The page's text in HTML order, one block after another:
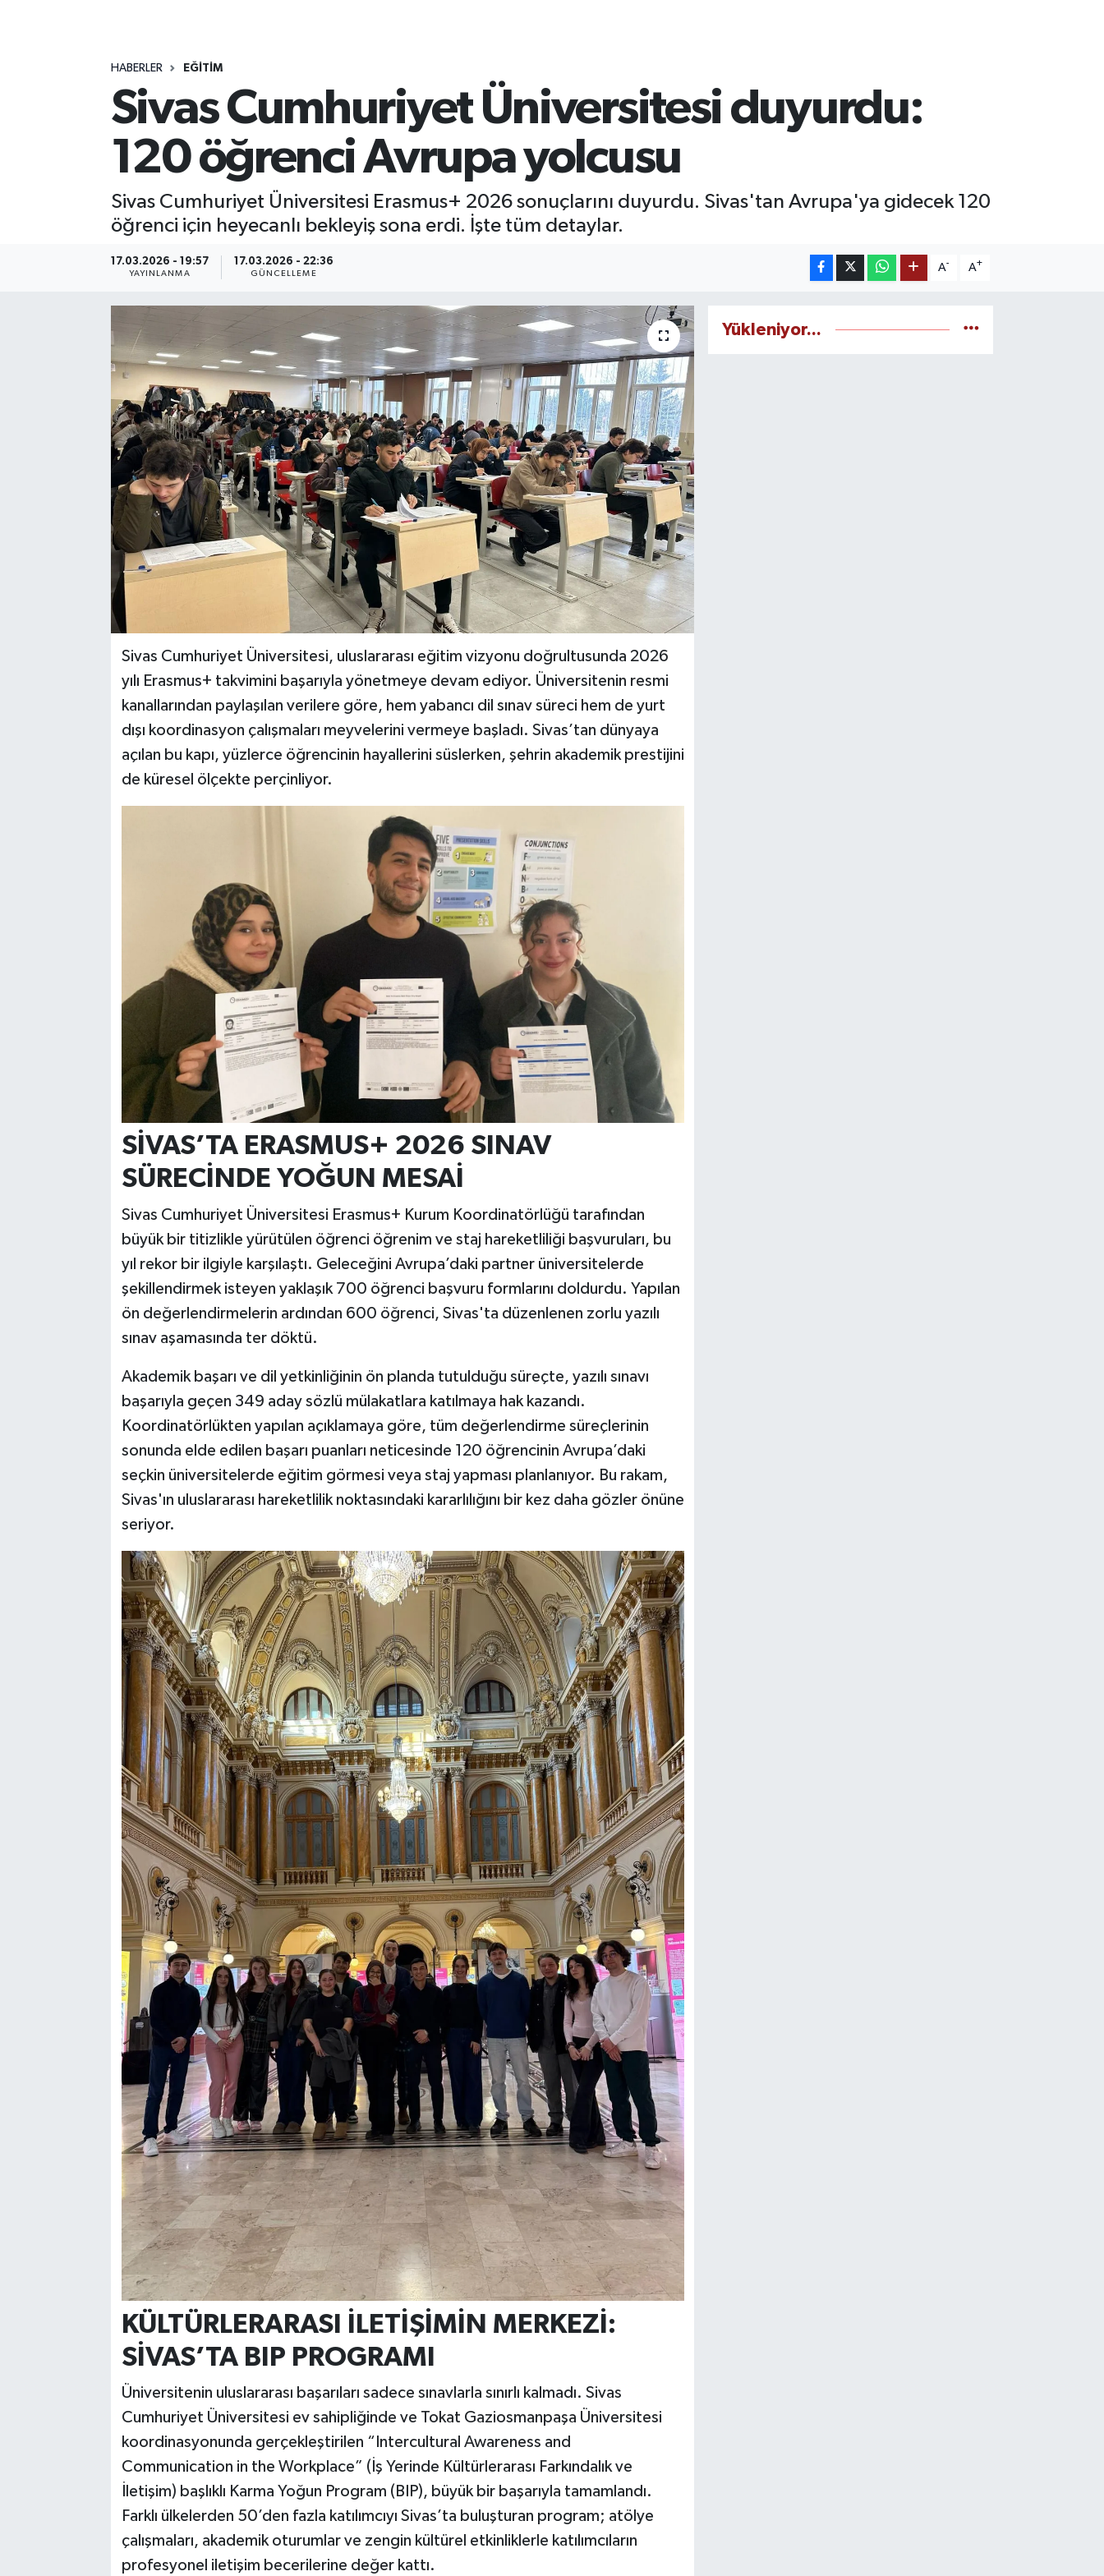
HABERLER EĞİTİM
Sivas Cumhuriyet Üniversitesi duyurdu:
120 öğrenci Avrupa yolcusu
Sivas Cumhuriyet Üniversitesi Erasmus+ 2026 sonuçlarını duyurdu. Sivas'tan Avrupa'ya gidecek 120
öğrenci için heyecanlı bekleyiş sona erdi. İşte tüm detaylar.
17.03.2026 - 19:57
YAYINLANMA
17.03.2026 - 22:36
GÜNCELLEME
A- A+
Sivas Cumhuriyet Üniversitesi, uluslararası eğitim vizyonu doğrultusunda 2026
yılı Erasmus+ takvimini başarıyla yönetmeye devam ediyor. Üniversitenin resmi
kanallarından paylaşılan verilere göre, hem yabancı dil sınav süreci hem de yurt
dışı koordinasyon çalışmaları meyvelerini vermeye başladı. Sivas’tan dünyaya
açılan bu kapı, yüzlerce öğrencinin hayallerini süslerken, şehrin akademik prestijini
de küresel ölçekte perçinliyor.
SİVAS’TA ERASMUS+ 2026 SINAV
SÜRECİNDE YOĞUN MESAİ
Sivas Cumhuriyet Üniversitesi Erasmus+ Kurum Koordinatörlüğü tarafından
büyük bir titizlikle yürütülen öğrenci öğrenim ve staj hareketliliği başvuruları, bu
yıl rekor bir ilgiyle karşılaştı. Geleceğini Avrupa’daki partner üniversitelerde
şekillendirmek isteyen yaklaşık 700 öğrenci başvuru formlarını doldurdu. Yapılan
ön değerlendirmelerin ardından 600 öğrenci, Sivas'ta düzenlenen zorlu yazılı
sınav aşamasında ter döktü.
Akademik başarı ve dil yetkinliğinin ön planda tutulduğu süreçte, yazılı sınavı
başarıyla geçen 349 aday sözlü mülakatlara katılmaya hak kazandı.
Koordinatörlükten yapılan açıklamaya göre, tüm değerlendirme süreçlerinin
sonunda elde edilen başarı puanları neticesinde 120 öğrencinin Avrupa’daki
seçkin üniversitelerde eğitim görmesi veya staj yapması planlanıyor. Bu rakam,
Sivas'ın uluslararası hareketlilik noktasındaki kararlılığını bir kez daha gözler önüne
seriyor.
KÜLTÜRLERARASI İLETİŞİMİN MERKEZİ:
SİVAS’TA BIP PROGRAMI
Üniversitenin uluslararası başarıları sadece sınavlarla sınırlı kalmadı. Sivas
Cumhuriyet Üniversitesi ev sahipliğinde ve Tokat Gaziosmanpaşa Üniversitesi
koordinasyonunda gerçekleştirilen “Intercultural Awareness and
Communication in the Workplace” (İş Yerinde Kültürlerarası Farkındalık ve
İletişim) başlıklı Karma Yoğun Program (BIP), büyük bir başarıyla tamamlandı.
Farklı ülkelerden 50’den fazla katılımcıyı Sivas’ta buluşturan program; atölye
çalışmaları, akademik oturumlar ve zengin kültürel etkinliklerle katılımcıların
profesyonel iletişim becerilerine değer kattı.
Yükleniyor...
ÖZEL HABER
RESMİ İLANLAR
SOSYAL YARDIMLAR
SPONSORLU YAZI
TEKNOLOJİ